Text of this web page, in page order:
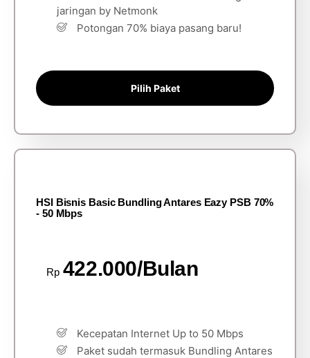
jaringan by Netmonk
Potongan 70% biaya pasang baru!
Pilih Paket
HSI Bisnis Basic Bundling Antares Eazy PSB 70%
- 50 Mbps
Rp 422.000/Bulan
Kecepatan Internet Up to 50 Mbps
Paket sudah termasuk Bundling Antares